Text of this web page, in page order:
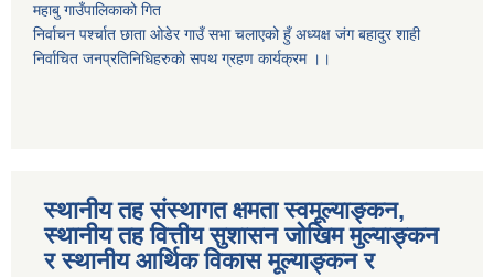
महाबु गाउँपालिकाको गित
निर्वाचन पर्श्चात छाता ओडेर गाउँ सभा चलाएको हुँ अध्यक्ष जंग बहादुर शाही
निर्वाचित जनप्रतिनिधिहरुको सपथ ग्रहण कार्यक्रम ।।
स्थानीय तह संस्थागत क्षमता स्वमूल्याङ्कन,
स्थानीय तह वित्तीय सुशासन जोखिम मुल्याङ्कन
र स्थानीय आर्थिक विकास मूल्याङ्कन र